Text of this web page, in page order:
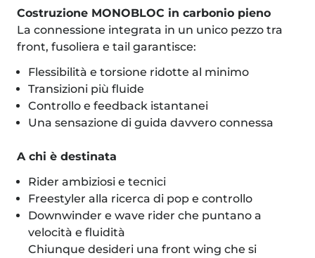
Costruzione MONOBLOC in carbonio pieno
La connessione integrata in un unico pezzo tra
front, fusoliera e tail garantisce:
Flessibilità e torsione ridotte al minimo
Transizioni più fluide
Controllo e feedback istantanei
Una sensazione di guida davvero connessa
A chi è destinata
Rider ambiziosi e tecnici
Freestyler alla ricerca di pop e controllo
Downwinder e wave rider che puntano a
velocità e fluidità
Chiunque desideri una front wing che si